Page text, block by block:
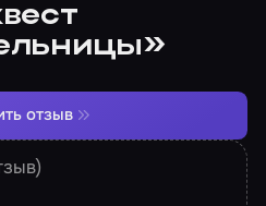
отзыв